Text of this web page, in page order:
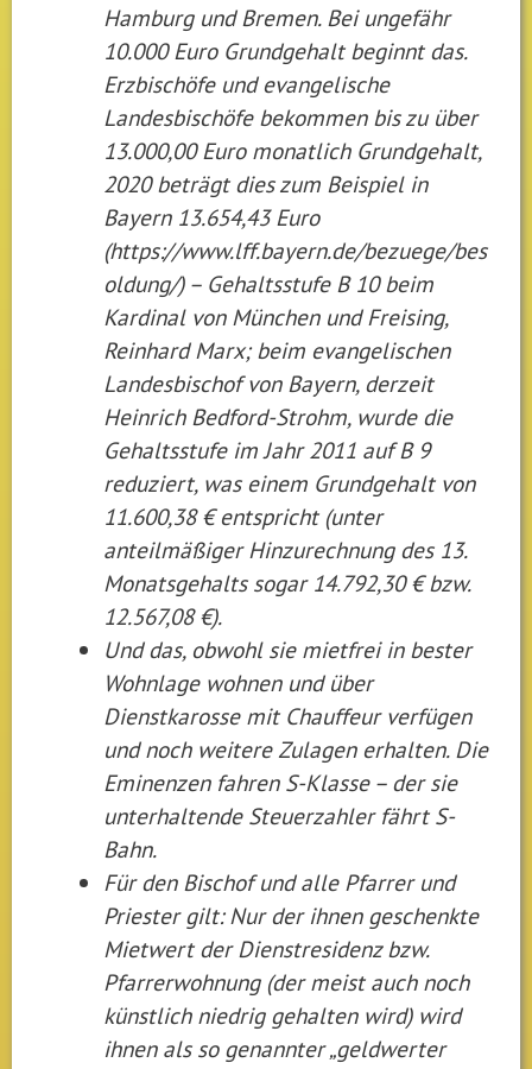
Hamburg und Bremen. Bei ungefähr
10.000 Euro Grundgehalt beginnt das.
Erzbischöfe und evangelische
Landesbischöfe bekommen bis zu über
13.000,00 Euro monatlich Grundgehalt,
2020 beträgt dies zum Beispiel in
Bayern 13.654,43 Euro
(https://www.lff.bayern.de/bezuege/bes
oldung/) – Gehaltsstufe B 10 beim
Kardinal von München und Freising,
Reinhard Marx; beim evangelischen
Landesbischof von Bayern, derzeit
Heinrich Bedford-Strohm, wurde die
Gehaltsstufe im Jahr 2011 auf B 9
reduziert, was einem Grundgehalt von
11.600,38 € entspricht (unter
anteilmäßiger Hinzurechnung des 13.
Monatsgehalts sogar 14.792,30 € bzw.
12.567,08 €).
Und das, obwohl sie mietfrei in bester
Wohnlage wohnen und über
Dienstkarosse mit Chauffeur verfügen
und noch weitere Zulagen erhalten. Die
Eminenzen fahren S-Klasse – der sie
unterhaltende Steuerzahler fährt S-
Bahn.
Für den Bischof und alle Pfarrer und
Priester gilt: Nur der ihnen geschenkte
Mietwert der Dienstresidenz bzw.
Pfarrerwohnung (der meist auch noch
künstlich niedrig gehalten wird) wird
ihnen als so genannter „geldwerter